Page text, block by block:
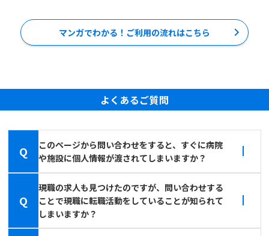
マンガでわかる！ご利用の流れはこちら
よくあるご質問
Q
このページから問い合わせをすると、すぐに病院
や施設に個人情報が渡されてしまいますか？
Q
現職の求人も見つけたのですが、問い合わせする
ことで現職に転職活動をしていることが知られて
しまいますか？